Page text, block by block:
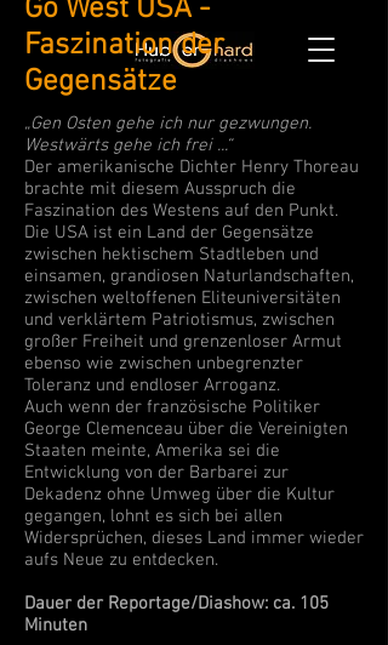
Go West USA -
Faszination der
Gegensätze
„Gen Osten gehe ich nur gezwungen.
Westwärts gehe ich frei ...“
Der amerikanische Dichter Henry Thoreau
brachte mit diesem Ausspruch die
Faszination des Westens auf den Punkt.
Die USA ist ein Land der Gegensätze
zwischen hektischem Stadtleben und
einsamen, grandiosen Naturlandschaften,
zwischen weltoffenen Eliteuniversitäten
und verklärtem Patriotismus, zwischen
großer Freiheit und grenzenloser Armut
ebenso wie zwischen unbegrenzter
Toleranz und endloser Arroganz.
Auch wenn der französische Politiker
George Clemenceau über die Vereinigten
Staaten meinte, Amerika sei die
Entwicklung von der Barbarei zur
Dekadenz ohne Umweg über die Kultur
gegangen, lohnt es sich bei allen
Widersprüchen, dieses Land immer wieder
aufs Neue zu entdecken.
Dauer der Reportage/Diashow: ca. 105
Minuten